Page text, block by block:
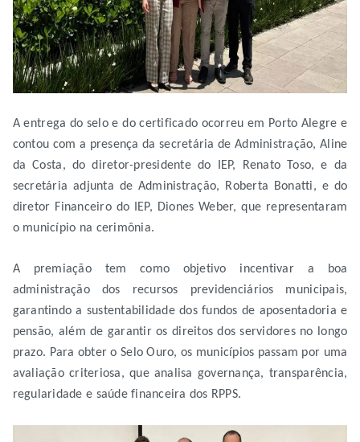
A entrega do selo e do certificado ocorreu em Porto Alegre e
contou com a presença da secretária de Administração, Aline
da Costa, do diretor-presidente do IEP, Renato Toso, e da
secretária adjunta de Administração, Roberta Bonatti, e do
diretor Financeiro do IEP, Diones Weber, que representaram
o município na cerimônia.
A premiação tem como objetivo incentivar a boa
administração dos recursos previdenciários municipais,
garantindo a sustentabilidade dos fundos de aposentadoria e
pensão, além de garantir os direitos dos servidores no longo
prazo. Para obter o Selo Ouro, os municípios passam por uma
avaliação criteriosa, que analisa governança, transparência,
regularidade e saúde financeira dos RPPS.